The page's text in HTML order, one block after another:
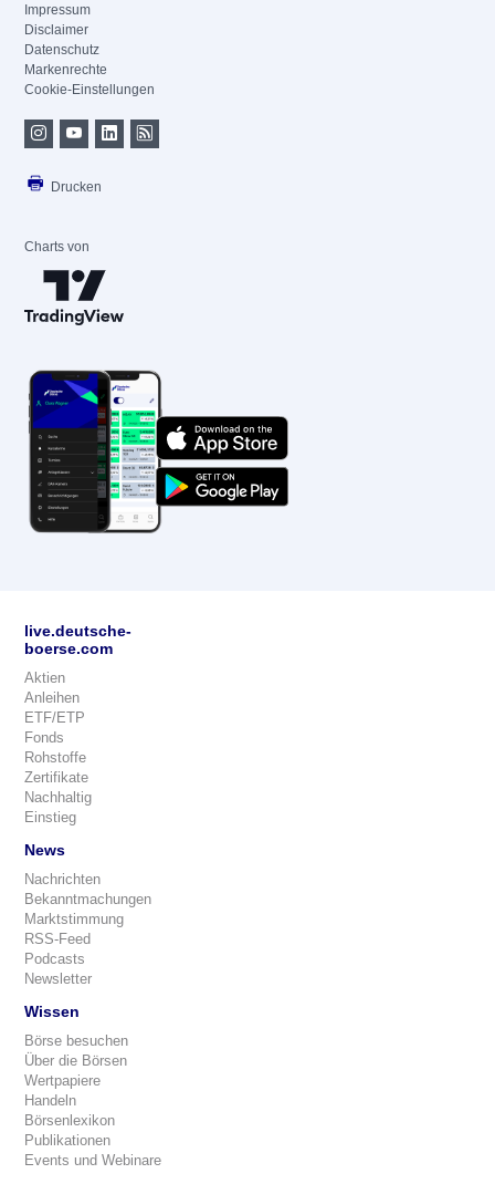
Impressum
Disclaimer
Datenschutz
Markenrechte
Cookie-Einstellungen
Drucken
Charts von
live.deutsche-
boerse.com
Aktien
Anleihen
ETF/ETP
Fonds
Rohstoffe
Zertifikate
Nachhaltig
Einstieg
News
Nachrichten
Bekanntmachungen
Marktstimmung
RSS-Feed
Podcasts
Newsletter
Wissen
Börse besuchen
Über die Börsen
Wertpapiere
Handeln
Börsenlexikon
Publikationen
Events und Webinare